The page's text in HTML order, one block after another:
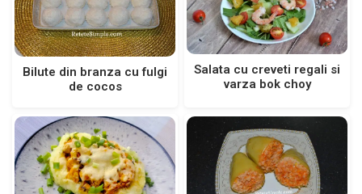
Bilute din branza cu fulgi
de cocos
Salata cu creveti regali si
varza bok choy